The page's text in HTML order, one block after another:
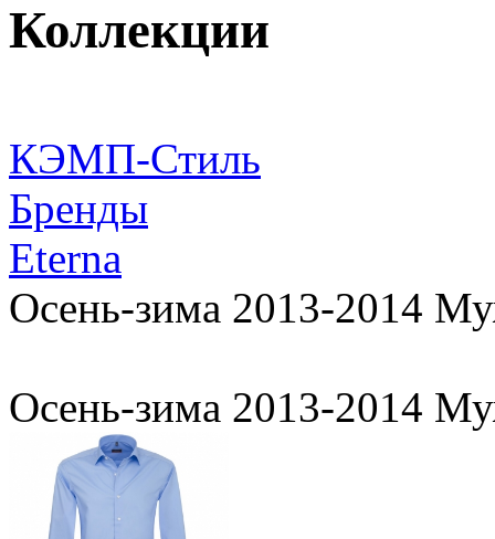
Коллекции
КЭМП-Стиль
Бренды
Eterna
Осень-зима 2013-2014
Осень-зима 2013-2014